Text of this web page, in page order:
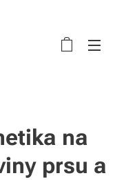
na
prsu a